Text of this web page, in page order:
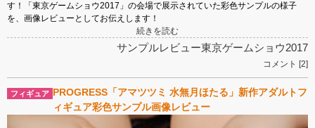
す！「東京ゲームショウ2017」の会場で展示されていた彩色サンプルの様子
を、画像レビューとしてお伝えします！
続きを読む
サンプルレビュー東京ゲームショウ2017
コメント [2]
PROGRESS「アマツツミ 水無月ほたる」新作アダルトフ
ィギュア彩色サンプル画像レビュー